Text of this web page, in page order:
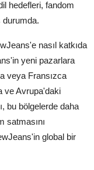
hedefleri, fandom
durumda.
nasıl katkıda
yeni pazarlara
veya Fransızca
ve Avrupa'daki
bu bölgelerde daha
satmasını
global bir